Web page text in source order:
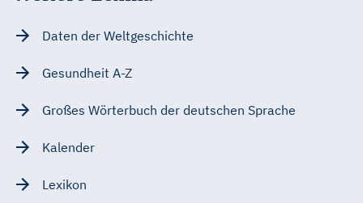
Daten der Weltgeschichte
Gesundheit A-Z
Großes Wörterbuch der deutschen Sprache
Kalender
Lexikon